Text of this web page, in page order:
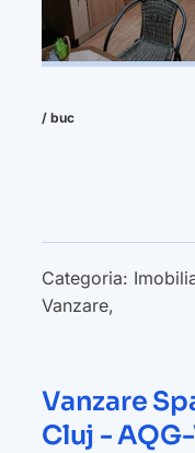
/ buc
Categoria:
Vanzare,
Vanzare
Cluj -